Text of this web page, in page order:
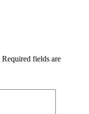
Required fields are